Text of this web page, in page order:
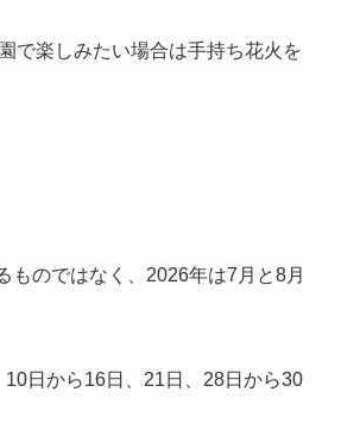
で楽しみたい場合は手持ち花火を
ものではなく、2026年は7月と8月
日から16日、21日、28日から30